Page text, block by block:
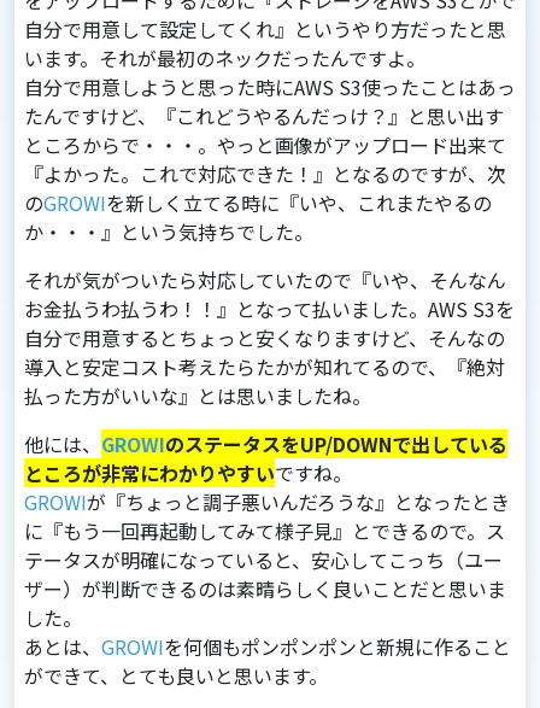
⾃分で⽤意して設定してくれ』というやり⽅だったと思
います。それが最初のネックだったんですよ。
⾃分で⽤意しようと思った時にAWS S3使ったことはあっ
たんですけど、『これどうやるんだっけ？』と思い出す
ところからで・・・。やっと画像がアップロード出来て
『よかった。これで対応できた！』となるのですが、次
のGROWIを新しく⽴てる時に『いや、これまたやるの
か・・・』という気持ちでした。
それが気がついたら対応していたので『いや、そんなん
お⾦払うわ払うわ！！』となって払いました。AWS S3を
⾃分で⽤意するとちょっと安くなりますけど、そんなの
導⼊と安定コスト考えたらたかが知れてるので、『絶対
払った⽅がいいな』とは思いましたね。
他には、 GROWIのステータスをUP/DOWNで出している
ところが⾮常にわかりやすいですね。
GROWIが『ちょっと調⼦悪いんだろうな』となったとき
に『もう⼀回再起動してみて様⼦⾒』とできるので。ス
テータスが明確になっていると、安⼼してこっち（ユー
ザー）が判断できるのは素晴らしく良いことだと思いま
した。
あとは、 GROWIを何個もポンポンポンと新規に作ること
ができて、とても良いと思います。